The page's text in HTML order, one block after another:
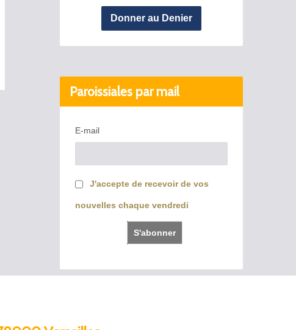
Donner au Denier
Paroissiales par mail
E-mail
J'accepte de recevoir de vos
nouvelles chaque vendredi